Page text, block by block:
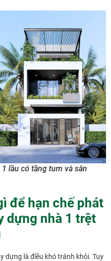
lầu có tầng tum và sân
để hạn chế phát
dựng nhà 1 trệt
dựng là điều khó tránh khỏi. Tuy